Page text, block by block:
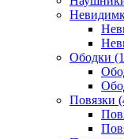
Ободки
Повязки